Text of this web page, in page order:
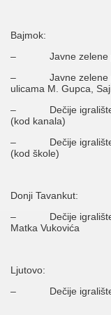
Bajmok:
– Javne zelene
– Javne zelene
ulicama M. Gupca,
– Dečije igralište i
(kod kanala)
– Dečije igralište i
(kod škole)
Donji Tavankut:
– Dečije igralište i
Matka Vukovića
Ljutovo:
– Dečije igralište i